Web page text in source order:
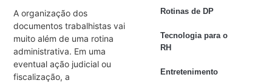
A organização dos
documentos trabalhistas vai
muito além de uma rotina
administrativa. Em uma
eventual ação judicial ou
fiscalização, a
Rotinas de DP
Tecnologia para o
RH
Entretenimento